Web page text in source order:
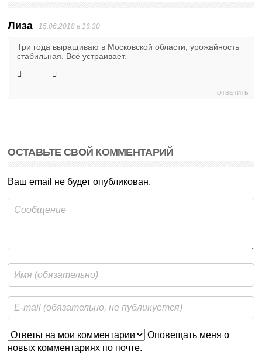
Лиза 15.06.2018 в 16:30
Три года выращиваю в Московской области, урожайность
стабильная. Всё устраивает.
ОТВЕТИТЬ
ОСТАВЬТЕ СВОЙ КОММЕНТАРИЙ
Ваш email не будет опубликован.
Оповещать меня о
новых комментариях по почте.